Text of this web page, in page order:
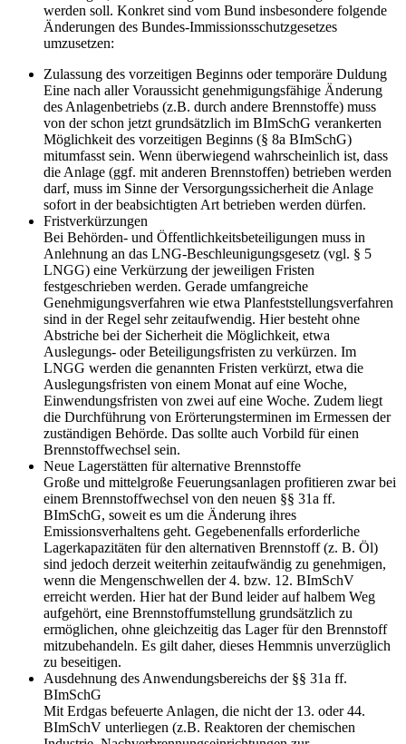
werden soll. Konkret sind vom Bund insbesondere folgende
Änderungen des Bundes-Immissionsschutzgesetzes
umzusetzen:
Zulassung des vorzeitigen Beginns oder temporäre Duldung
Eine nach aller Voraussicht genehmigungsfähige Änderung
des Anlagenbetriebs (z.B. durch andere Brennstoffe) muss
von der schon jetzt grundsätzlich im BImSchG verankerten
Möglichkeit des vorzeitigen Beginns (§ 8a BImSchG)
mitumfasst sein. Wenn überwiegend wahrscheinlich ist, dass
die Anlage (ggf. mit anderen Brennstoffen) betrieben werden
darf, muss im Sinne der Versorgungssicherheit die Anlage
sofort in der beabsichtigten Art betrieben werden dürfen.
Fristverkürzungen
Bei Behörden- und Öffentlichkeitsbeteiligungen muss in
Anlehnung an das LNG-Beschleunigungsgesetz (vgl. § 5
LNGG) eine Verkürzung der jeweiligen Fristen
festgeschrieben werden. Gerade umfangreiche
Genehmigungsverfahren wie etwa Planfeststellungsverfahren
sind in der Regel sehr zeitaufwendig. Hier besteht ohne
Abstriche bei der Sicherheit die Möglichkeit, etwa
Auslegungs- oder Beteiligungsfristen zu verkürzen. Im
LNGG werden die genannten Fristen verkürzt, etwa die
Auslegungsfristen von einem Monat auf eine Woche,
Einwendungsfristen von zwei auf eine Woche. Zudem liegt
die Durchführung von Erörterungsterminen im Ermessen der
zuständigen Behörde. Das sollte auch Vorbild für einen
Brennstoffwechsel sein.
Neue Lagerstätten für alternative Brennstoffe
Große und mittelgroße Feuerungsanlagen profitieren zwar bei
einem Brennstoffwechsel von den neuen §§ 31a ff.
BImSchG, soweit es um die Änderung ihres
Emissionsverhaltens geht. Gegebenenfalls erforderliche
Lagerkapazitäten für den alternativen Brennstoff (z. B. Öl)
sind jedoch derzeit weiterhin zeitaufwändig zu genehmigen,
wenn die Mengenschwellen der 4. bzw. 12. BImSchV
erreicht werden. Hier hat der Bund leider auf halbem Weg
aufgehört, eine Brennstoffumstellung grundsätzlich zu
ermöglichen, ohne gleichzeitig das Lager für den Brennstoff
mitzubehandeln. Es gilt daher, dieses Hemmnis unverzüglich
zu beseitigen.
Ausdehnung des Anwendungsbereichs der §§ 31a ff.
BImSchG
Mit Erdgas befeuerte Anlagen, die nicht der 13. oder 44.
BImSchV unterliegen (z.B. Reaktoren der chemischen